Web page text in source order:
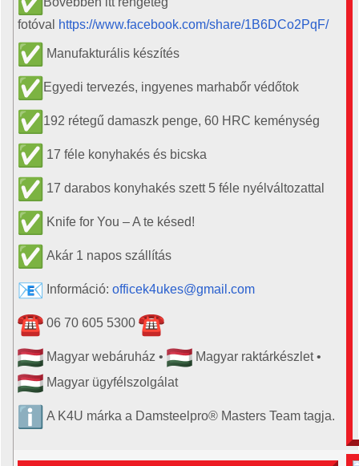
fotóval
https://www.facebook.com/share/1B6DCo2PqF/
Manufakturális készítés
Egyedi tervezés, ingyenes marhabőr védőtok
192 rétegű damaszk penge, 60 HRC keménység
17 féle konyhakés és bicska
17 darabos konyhakés szett 5 féle nyélváltozattal
Knife for You – A te késed!
Akár 1 napos szállítás
Információ: officek4ukes@gmail.com
06 70 605 5300
Magyar webáruház •
Magyar raktárkészlet •
Magyar ügyfélszolgálat
A K4U márka a Damsteelpro® Masters Team tagja.